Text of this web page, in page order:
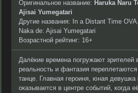
Оригинальное название: Haruka Naru
Ajisai Yumegatari
Другие названия: In a Distant Time
Naka de: Ajisai Yumegatari
Возрастной рейтинг: 16+
Далёкие времена погружают
реальность и фантазия
танце. Главная героиня, юная
оказывается в центре событий, когда